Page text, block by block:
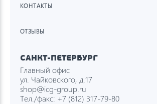
КОНТАКТЫ
ОТЗЫВЫ
САНКТ-ПЕТЕРБУРГ
Главный офис
ул. Чайковского, д.17
shop@icg-group.ru
Тел./факс: +7 (812) 317-79-80